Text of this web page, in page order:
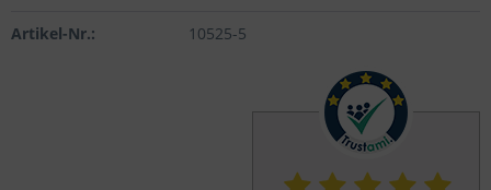
Artikel-Nr.: 10525-5